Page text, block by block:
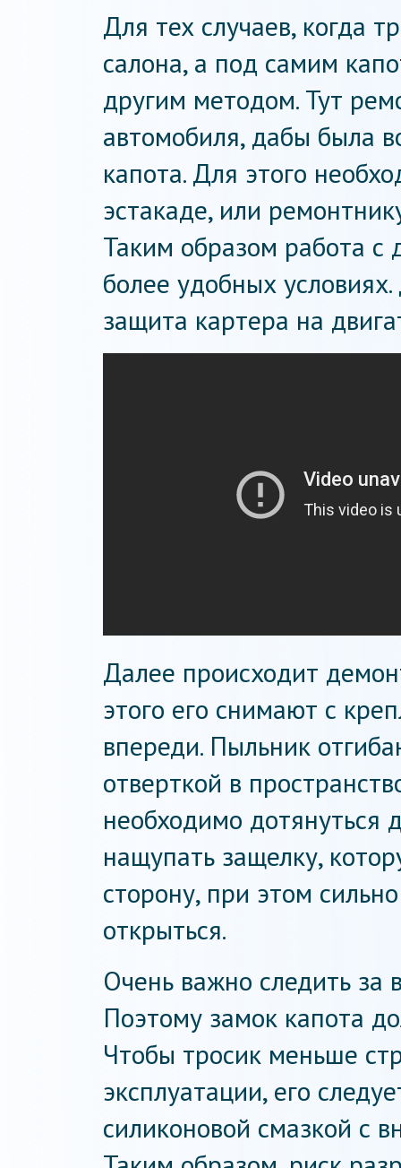
Для тех случаев, когда
салона, а под самим
другим методом. Тут
автомобиля, дабы была
капота. Для этого
эстакаде, или
Таким образом работа
более удобных
защита картера на
Далее происходит
этого его снимают с
впереди. Пыльник
отверткой в
необходимо дотянуться
нащупать защелку,
сторону, при этом
открыться.
Очень важно следить за
Поэтому замок капота
Чтобы тросик меньше
эксплуатации, его
силиконовой смазкой с